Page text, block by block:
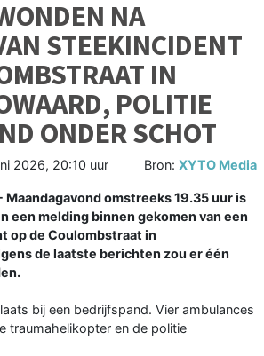
NA
STEEKINCIDENT
IN
POLITIE
ONDER SCHOT
2026, 20:10 uur Bron: XYTO Media
Maandagavond omstreeks 19.35 uur is
een melding binnen gekomen van een
op de Coulombstraat in
de laatste berichten zou er één
bij een bedrijfspand. Vier ambulances
traumahelikopter en de politie